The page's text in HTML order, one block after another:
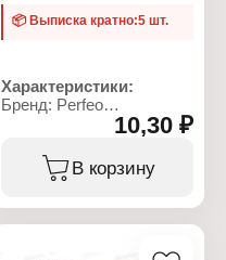
📦 Выписка кратно:5 шт.
Характеристики:
Бренд: Perfeo
Артикул: PF CR2032/5BL
Тип товара: Батарейка
Типоразмер: CR2032
Количество в упаковке: 5
10,30 ₽
В корзину